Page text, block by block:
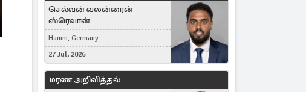
செல்வன் வலன்ரைன்
ஸ்ரெவான்
Hamm, Germany
27 Jul, 2026
மரண அறிவித்தல்